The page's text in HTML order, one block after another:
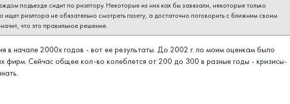
подъезде сидит по риэлтору. Некоторые из них как бы завязали, некоторые только
ищет риэлтора не обязательно смотреть газету, а достаточно поговорить с ближним своим
что это правильное решение.
в начале 2000х годов - вот ее результаты. До 2002 г. по моим оценкам было
фирм. Сейчас общее кол-во колеблется от 200 до 300 в разные годы - кризисы-